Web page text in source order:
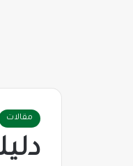
مقالات